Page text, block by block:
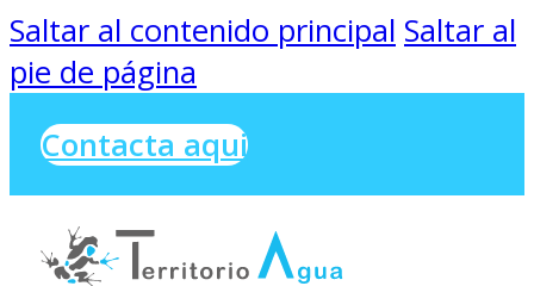
Saltar al contenido principal Saltar al
pie de página
Contacta aqui